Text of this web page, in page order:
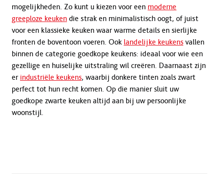
mogelijkheden. Zo kunt u kiezen voor een moderne
greeploze keuken die strak en minimalistisch oogt, of juist
voor een klassieke keuken waar warme details en sierlijke
fronten de boventoon voeren. Ook landelijke keukens vallen
binnen de categorie goedkope keukens: ideaal voor wie een
gezellige en huiselijke uitstraling wil creëren. Daarnaast zijn
er industriële keukens, waarbij donkere tinten zoals zwart
perfect tot hun recht komen. Op die manier sluit uw
goedkope zwarte keuken altijd aan bij uw persoonlijke
woonstijl.